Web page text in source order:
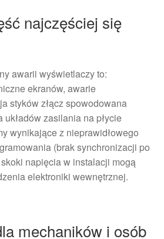
najczęściej się
awarii wyświetlaczy to:
ekranów, awarie
styków złącz spowodowana
zasilania na płycie
wynikające z nieprawidłowego
(brak synchronizacji po
napięcia w instalacji mogą
elektroniki wewnętrznej.
mechaników i osób